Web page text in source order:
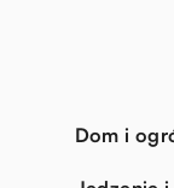
Dom i